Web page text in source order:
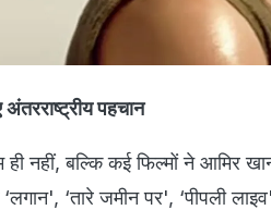
पहचान
ही नहीं, बल्कि कई फिल्मों ने आमिर
‘तारे जमीन पर', ‘पीपली